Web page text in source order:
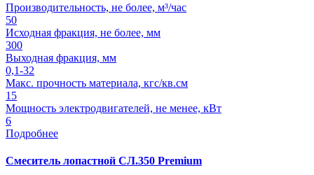
Производительность, не более, м³/час
50
Исходная фракция, не более, мм
300
Выходная фракция, мм
0,1-32
Макс. прочность материала, кгс/кв.см
15
Мощность электродвигателей, не менее, кВт
6
Подробнее
Смеситель лопастной СЛ.350 Premium